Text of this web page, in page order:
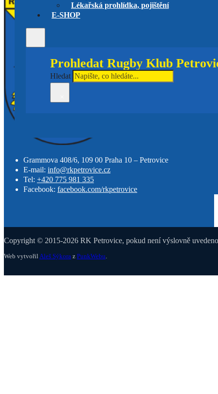
Lékařská prohlídka, pojištění
E-SHOP
Prohledat Rugby Klub
Hledat
Grammova 408/6, 109 00 Praha 10 – Petrovice
E-mail: info@rkpetrovice.cz
Tel: +420 775 981 335
Facebook: facebook.com/rkpetrovice
Copyright © 2015-2026 RK Petrovice, pokud není výslovně
Web vytvořil Aleš Sýkora z PunkWebu